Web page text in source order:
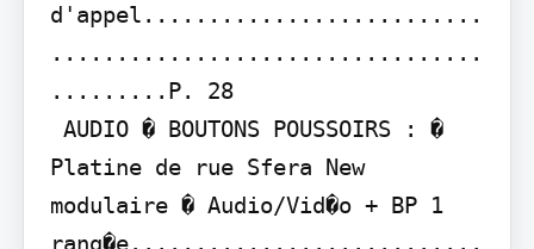
d'appel..........................
.................................
.........P. 28
Platine de rue Sfera New
modulaire � Audio/Vid�o + BP 1
rang�e...........................